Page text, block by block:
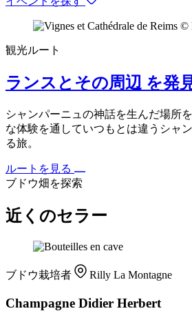
観光ルート
ランスとその周辺 を発
シャンパーニュの神話を生んだ場所
な体験を通していつもとは違うシャ
る旅。
ルートを見る
ブドウ畑を探索
近くのセラー
ブドウ栽培者 Rilly La Montagne
Champagne Didier Herbert